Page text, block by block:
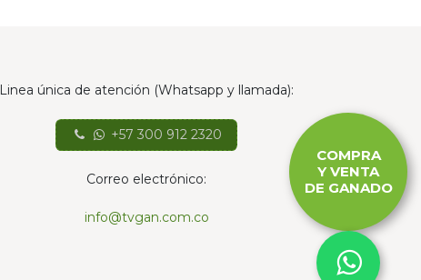
Linea única de atención (Whatsapp y llamada):
+57 300 912 2320
Correo electrónico:
info@tvgan.com.co
COMPRA
Y VENTA
DE GANADO